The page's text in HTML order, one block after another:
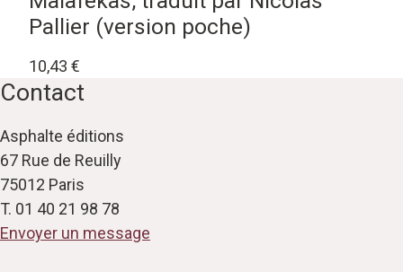
Pallier (version poche)
10,43 €
Contact
Asphalte éditions
67 Rue de Reuilly
75012 Paris
T. 01 40 21 98 78
Envoyer un message